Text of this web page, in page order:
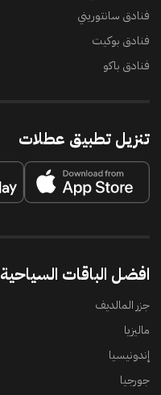
فنادق سانتوريني
فنادق بوكيت
فنادق باكو
تنزيل تطبيق عطلات
افضل الباقات السياحية
جزر المالديف
ماليزيا
إندونيسيا
جورجيا